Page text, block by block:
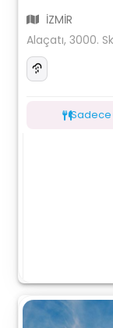
İZMİR
Alaçatı, 3000.